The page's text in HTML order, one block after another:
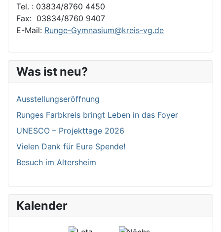
Tel. : 03834/8760 4450
Fax: 03834/8760 9407
E-Mail: Runge-Gymnasium@kreis-vg.de
Was ist neu?
Ausstellungseröffnung
Runges Farbkreis bringt Leben in das Foyer
UNESCO – Projekttage 2026
Vielen Dank für Eure Spende!
Besuch im Altersheim
Kalender